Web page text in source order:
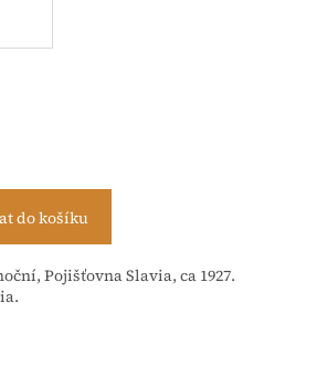
do košíku
Pojišťovna Slavia, ca 1927.